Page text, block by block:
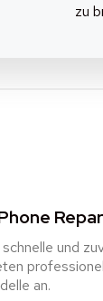
zu
und
an.